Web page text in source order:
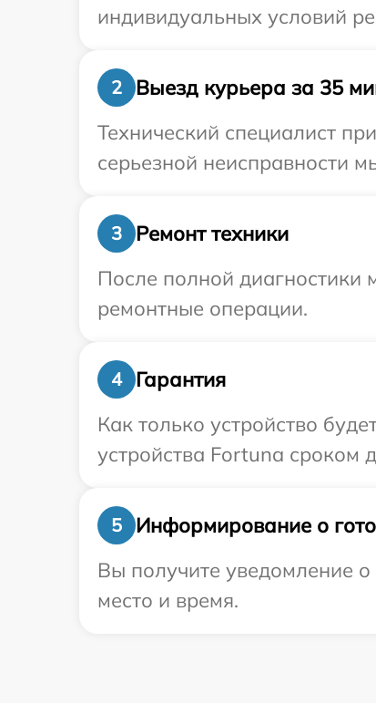
индивидуальных условий
2
Выезд курьера за 35
Технический специалист
серьезной неисправности
3
Ремонт техники
После полной диагностики
ремонтные операции.
4
Гарантия
Как только устройство
устройства Fortuna сроком
5
Информирование о
Вы получите уведомление
место и время.